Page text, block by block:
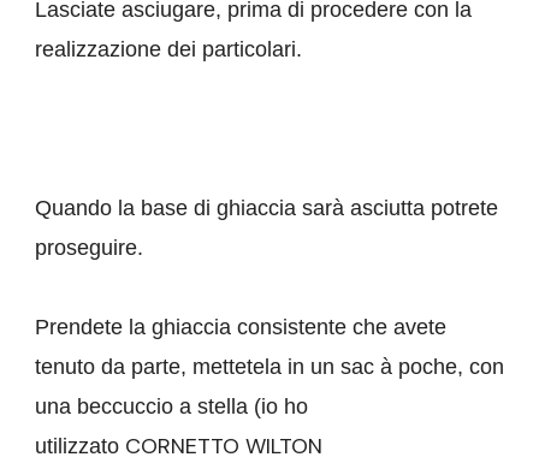
Lasciate asciugare, prima di procedere con la
realizzazione dei particolari.
Quando la base di ghiaccia sarà asciutta potrete
proseguire.
Prendete la ghiaccia consistente che avete
tenuto da parte, mettetela in un sac à poche, con
una beccuccio a stella (io ho
utilizzato CORNETTO WILTON